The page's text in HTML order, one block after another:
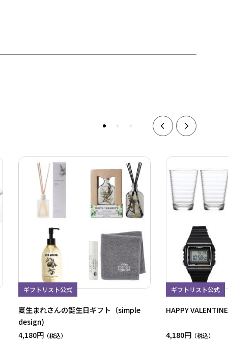
ギフトリスト公式
夏生まれさんの誕生日ギフト（simple
design)
4,180円
ギフトリスト公式
HAPPY
4,180円